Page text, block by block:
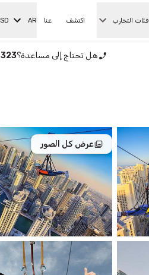
فئات التجارب اكتشف عنا AR
هل تحتاج إلى مساعدة؟
عرض كل الصور